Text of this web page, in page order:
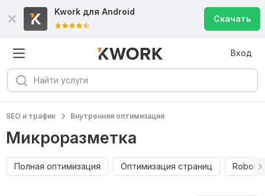
Kwork для Android
Скачать
Вход
SEO и трафик Внутренняя оптимизация
Микроразметка
Полная оптимизация Оптимизация страниц Robots